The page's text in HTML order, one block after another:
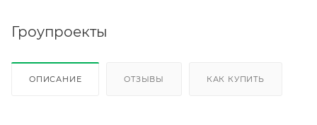
Гроупроекты
ОПИСАНИЕ ОТЗЫВЫ КАК КУПИТЬ